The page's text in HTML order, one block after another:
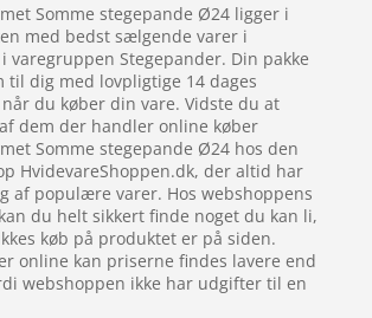
Somme stegepande Ø24 ligger i
med bedst sælgende varer i
varegruppen Stegepander. Din pakke
til dig med lovpligtige 14 dages
du køber din vare. Vidste du at
dem der handler online køber
Somme stegepande Ø24 hos den
HvidevareShoppen.dk, der altid har
af populære varer. Hos webshoppens
du helt sikkert finde noget du kan li,
køb på produktet er på siden.
online kan priserne findes lavere end
webshoppen ikke har udgifter til en